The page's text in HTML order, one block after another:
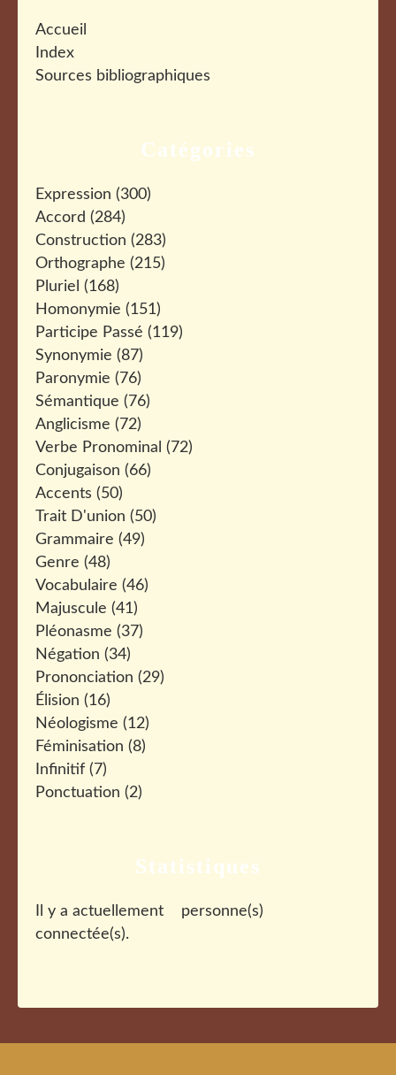
Catégories
Expression (300)
Accord (284)
Construction (283)
Orthographe (215)
Pluriel (168)
Homonymie (151)
Participe Passé (119)
Synonymie (87)
Paronymie (76)
Sémantique (76)
Anglicisme (72)
Verbe Pronominal (72)
Conjugaison (66)
Accents (50)
Trait D'union (50)
Grammaire (49)
Genre (48)
Vocabulaire (46)
Majuscule (41)
Pléonasme (37)
Négation (34)
Prononciation (29)
Élision (16)
Néologisme (12)
Féminisation (8)
Infinitif (7)
Ponctuation (2)
Accueil
Index
Sources bibliographiques
Statistiques
Il y a actuellement
personne(s)
connectée(s).